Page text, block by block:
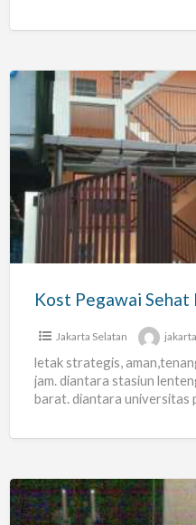
Pegawai
Sehat
Dan
Bersih
Jakarta Selatan jakarta
letak strategis,
jam. diantara stasiun
barat. diantara universitas